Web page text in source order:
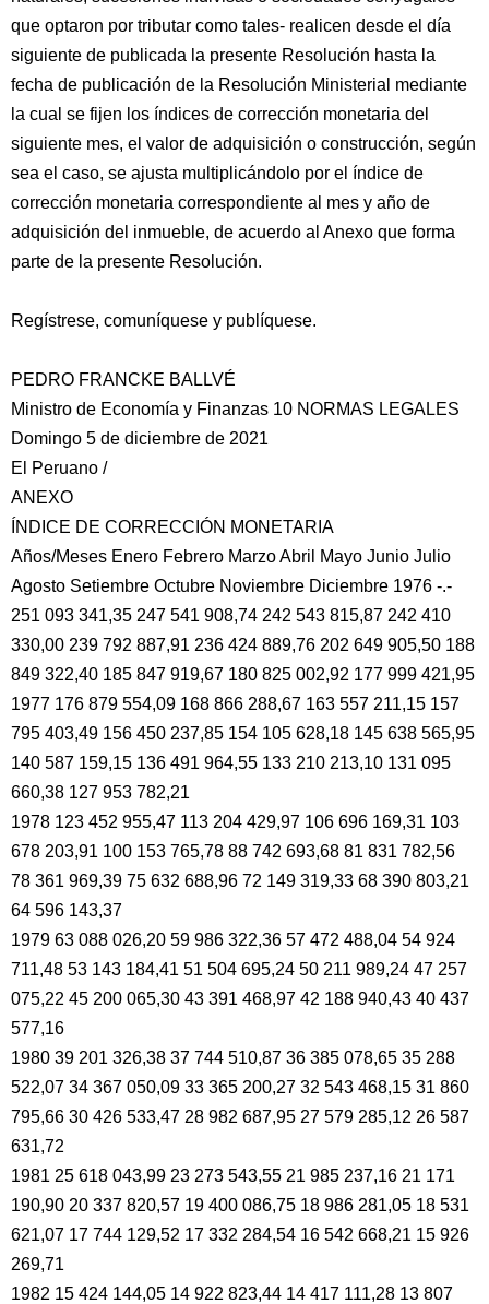
que optaron por tributar como tales- realicen desde el día
siguiente de publicada la presente Resolución hasta la
fecha de publicación de la Resolución Ministerial mediante
la cual se fijen los índices de corrección monetaria del
siguiente mes, el valor de adquisición o construcción, según
sea el caso, se ajusta multiplicándolo por el índice de
corrección monetaria correspondiente al mes y año de
adquisición del inmueble, de acuerdo al Anexo que forma
parte de la presente Resolución.
Regístrese, comuníquese y publíquese.
PEDRO FRANCKE BALLVÉ
Ministro de Economía y Finanzas 10 NORMAS LEGALES
Domingo 5 de diciembre de 2021
El Peruano /
ANEXO
ÍNDICE DE CORRECCIÓN MONETARIA
Años/Meses Enero Febrero Marzo Abril Mayo Junio Julio
Agosto Setiembre Octubre Noviembre Diciembre 1976 -.-
251 093 341,35 247 541 908,74 242 543 815,87 242 410
330,00 239 792 887,91 236 424 889,76 202 649 905,50 188
849 322,40 185 847 919,67 180 825 002,92 177 999 421,95
1977 176 879 554,09 168 866 288,67 163 557 211,15 157
795 403,49 156 450 237,85 154 105 628,18 145 638 565,95
140 587 159,15 136 491 964,55 133 210 213,10 131 095
660,38 127 953 782,21
1978 123 452 955,47 113 204 429,97 106 696 169,31 103
678 203,91 100 153 765,78 88 742 693,68 81 831 782,56
78 361 969,39 75 632 688,96 72 149 319,33 68 390 803,21
64 596 143,37
1979 63 088 026,20 59 986 322,36 57 472 488,04 54 924
711,48 53 143 184,41 51 504 695,24 50 211 989,24 47 257
075,22 45 200 065,30 43 391 468,97 42 188 940,43 40 437
577,16
1980 39 201 326,38 37 744 510,87 36 385 078,65 35 288
522,07 34 367 050,09 33 365 200,27 32 543 468,15 31 860
795,66 30 426 533,47 28 982 687,95 27 579 285,12 26 587
631,72
1981 25 618 043,99 23 273 543,55 21 985 237,16 21 171
190,90 20 337 820,57 19 400 086,75 18 986 281,05 18 531
621,07 17 744 129,52 17 332 284,54 16 542 668,21 15 926
269,71
1982 15 424 144,05 14 922 823,44 14 417 111,28 13 807